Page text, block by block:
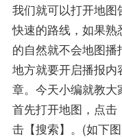
我们就可以打开地
快速的路线，如果
的自然就不会地图
地方就要开启播报
章。今天小编就教
首先打开地图，点
击【搜索】。(如下